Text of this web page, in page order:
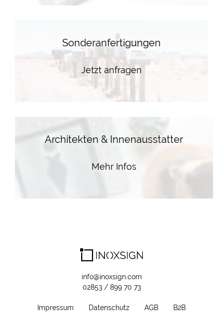
Sonderanfertigungen
Jetzt anfragen
Architekten & Innenausstatter
Mehr Infos
info@inoxsign.com
02853 / 899 70 73
Impressum Datenschutz AGB B2B